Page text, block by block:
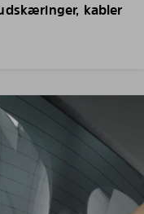
kabler